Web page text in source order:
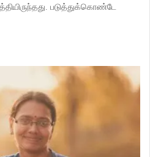
படுத்துக்கொண்டே